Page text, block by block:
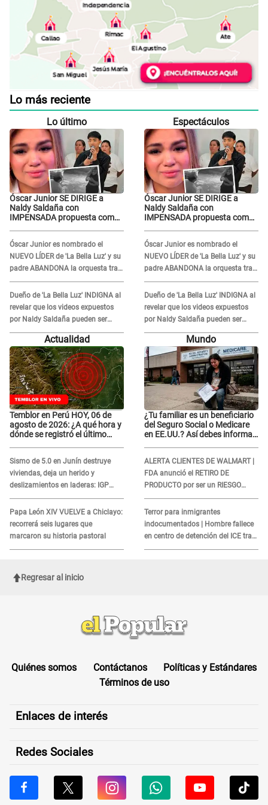
Lo más reciente
Lo último
Óscar Junior SE DIRIGE a
Naldy Saldaña con
IMPENSADA propuesta como
ley..."
Óscar Junior es nombrado el
NUEVO LÍDER de 'La Bella Luz' y su
padre ABANDONA la orquesta tras
caso Naldy Saldaña: "Son
errores..."
Dueño de 'La Bella Luz' INDIGNA al
revelar que los videos expuestos
por Naldy Saldaña pueden ser
EDITADOS: "Yo tengo sus dos
Espectáculos
Óscar Junior SE DIRIGE a
Naldy Saldaña con
IMPENSADA propuesta como
ley..."
Óscar Junior es nombrado el
NUEVO LÍDER de 'La Bella Luz' y su
padre ABANDONA la orquesta tras
caso Naldy Saldaña: "Son
errores..."
Dueño de 'La Bella Luz' INDIGNA al
revelar que los videos expuestos
por Naldy Saldaña pueden ser
EDITADOS: "Yo tengo sus dos
Actualidad
Temblor en Perú HOY, 06 de
agosto de 2026: ¿A qué hora y
dónde se registró el último
Sismo de 5.0 en Junín destruye
viviendas, deja un herido y
deslizamientos en laderas: IGP
alerta sobre posibles réplicas
Papa León XIV VUELVE a Chiclayo:
recorrerá seis lugares que
marcaron su historia pastoral
Mundo
¿Tu familiar es un beneficiario
del Seguro Social o Medicare
en EE.UU.? Así debes informar
ALERTA CLIENTES DE WALMART |
FDA anunció el RETIRO DE
PRODUCTO por ser un RIESGO
MORTAL para consumidores: ¿Cuál
es?
Terror para inmigrantes
indocumentados | Hombre fallece
en centro de detención del ICE tras
sufrir una "emergencia médica"
Regresar al inicio
Quiénes somos Contáctanos
Políticas y Estándares
Términos de uso
Enlaces de interés
Redes Sociales